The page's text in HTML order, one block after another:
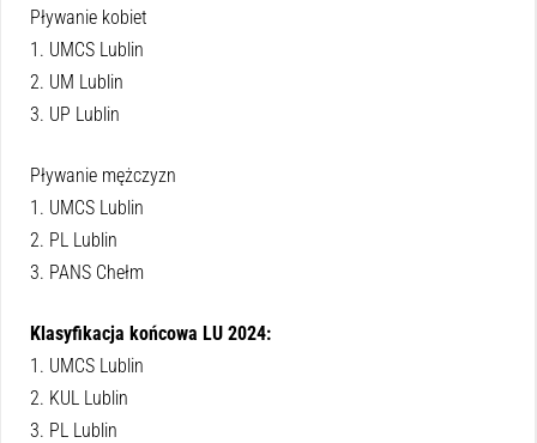
Pływanie kobiet
1. UMCS Lublin
2. UM Lublin
3. UP Lublin
Pływanie mężczyzn
1. UMCS Lublin
2. PL Lublin
3. PANS Chełm
Klasyfikacja końcowa LU 2024:
1. UMCS Lublin
2. KUL Lublin
3. PL Lublin